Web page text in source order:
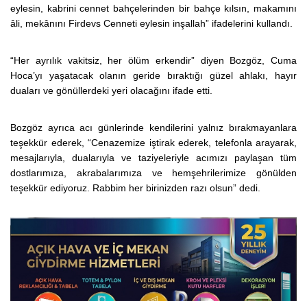
eylesin, kabrini cennet bahçelerinden bir bahçe kılsın, makamını
âli, mekânını Firdevs Cenneti eylesin inşallah” ifadelerini kullandı.
“Her ayrılık vakitsiz, her ölüm erkendir” diyen Bozgöz, Cuma
Hoca’yı yaşatacak olanın geride bıraktığı güzel ahlakı, hayır
duaları ve gönüllerdeki yeri olacağını ifade etti.
Bozgöz ayrıca acı günlerinde kendilerini yalnız bırakmayanlara
teşekkür ederek, “Cenazemize iştirak ederek, telefonla arayarak,
mesajlarıyla, dualarıyla ve taziyeleriyle acımızı paylaşan tüm
dostlarımıza, akrabalarımıza ve hemşehrilerimize gönülden
teşekkür ediyoruz. Rabbim her birinizden razı olsun” dedi.